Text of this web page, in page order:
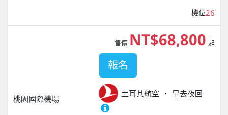
機位26
桃園國際機場
土耳其航空 早去夜回
售價 NT$68,800 起
報名